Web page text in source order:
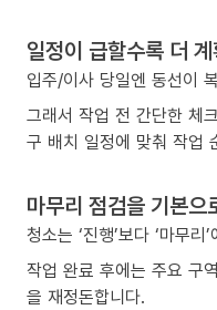
일정이 급할수록 더
입주/이사 당일엔 동선이
그래서 작업 전 간단한 체
구 배치 일정에 맞춰 작업
마무리 점검을 기본으
청소는 ‘진행’보다 ‘마무
작업 완료 후에는 주요 구
을 재정돈합니다.